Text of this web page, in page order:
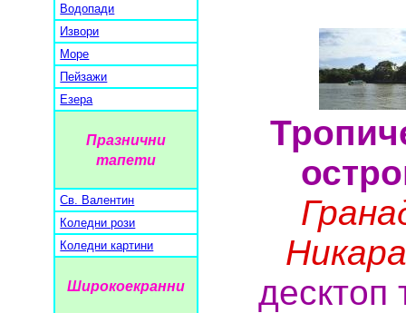
Водопади
Извори
Море
Пейзажи
Езера
Празнични
тапети
Св. Валентин
Коледни рози
Коледни картини
Широкоекранни
десктоп